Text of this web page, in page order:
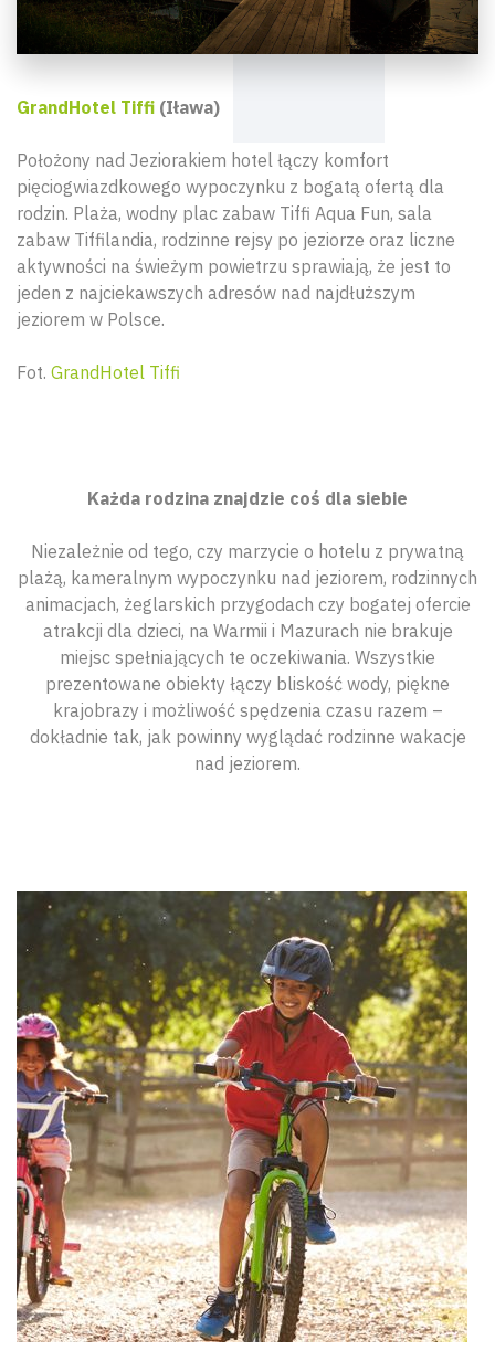
GrandHotel Tiffi (Iława)
Położony nad Jeziorakiem hotel łączy komfort
pięciogwiazdkowego wypoczynku z bogatą ofertą dla
rodzin. Plaża, wodny plac zabaw Tiffi Aqua Fun, sala
zabaw Tiffilandia, rodzinne rejsy po jeziorze oraz liczne
aktywności na świeżym powietrzu sprawiają, że jest to
jeden z najciekawszych adresów nad najdłuższym
jeziorem w Polsce.
Fot. GrandHotel Tiffi
Każda rodzina znajdzie coś dla siebie
Niezależnie od tego, czy marzycie o hotelu z prywatną
plażą, kameralnym wypoczynku nad jeziorem, rodzinnych
animacjach, żeglarskich przygodach czy bogatej ofercie
atrakcji dla dzieci, na Warmii i Mazurach nie brakuje
miejsc spełniających te oczekiwania. Wszystkie
prezentowane obiekty łączy bliskość wody, piękne
krajobrazy i możliwość spędzenia czasu razem –
dokładnie tak, jak powinny wyglądać rodzinne wakacje
nad jeziorem.